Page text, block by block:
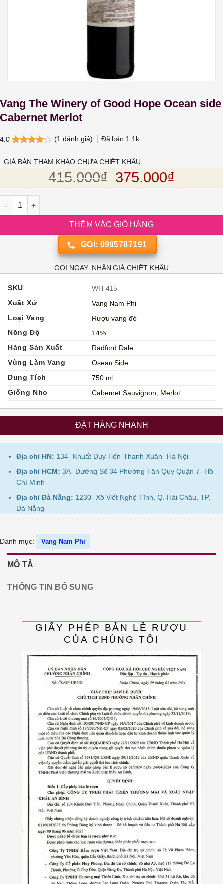
Vang The Winery of Good Hope Ocean side
Cabernet Merlot
4.0
5 dựa
(1 đánh giá) Đã bán 1.1k
GIÁ BÁN THAM KHẢO CHƯA CHIẾT KHẤU
415.000₫ Giá gốc là:
375.000₫
Vang The Winery of Good Hope Ocean side Cabernet Merlot số
THÊM VÀO GIỎ HÀNG
GỌI: 0985787191
GỌI NGAY: NHẬN GIÁ CHIẾT KHẤU
SKU
WH-415
Xuất Xứ
Vang Nam Phi
Loại Vang
Rượu vang đỏ
Nồng Độ
14%
Hãng Sản Xuất
Radford Dale
Vùng Làm Vang
Osean Side
Dung Tích
750 ml
Giống Nho
Cabernet Sauvignon Merlot
ĐẶT HÀNG NHANH
Địa chỉ HN: 134- Khuất Duy Tiến-Thanh Xuân- Hà Nội
Địa chỉ HCM: 3A- Đường Số 34 Phường Tân Quy Quận 7- Hồ
Chí Minh
Địa chỉ Đà Nẵng: 1230- Xô Viết Nghệ Tĩnh, Q. Hải Châu, TP.
Đà Nẵng
Danh mục: Vang Nam Phi
MÔ TẢ
THÔNG TIN BỔ SUNG
GIẤY PHÉP BẢN LẺ RƯỢU
CỦA CHÚNG TÔI